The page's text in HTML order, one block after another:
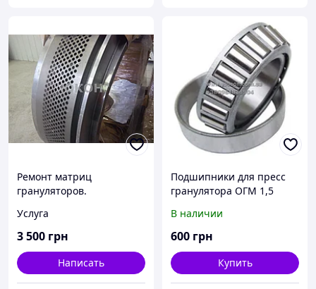
Ремонт матриц
грануляторов.
Услуга
3 500 грн
Написать
Подшипники для пресс
гранулятора ОГМ 1,5
В наличии
600 грн
Купить